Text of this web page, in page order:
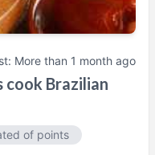
More than 1 month ago
cook Brazilian
of points